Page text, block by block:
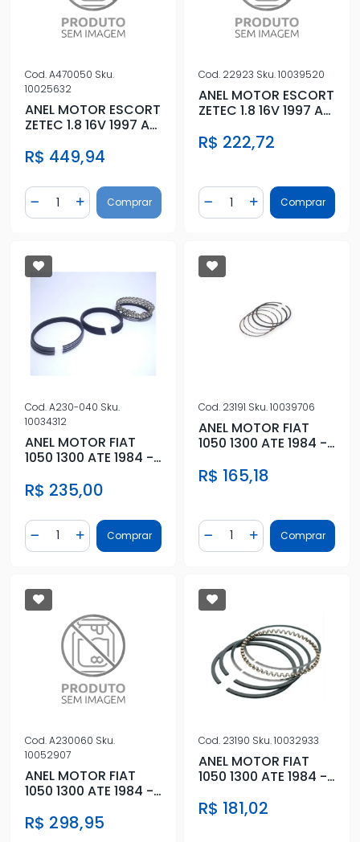
Cod.A470050 Sku.
10025632
ANEL MOTOR ESCORT
ZETEC 1.8 16V 1997 A
R$ 449,94
Diminuir Quantidade
Quantidade
Adicionar Quantidade
Comprar
Cod. 22923 Sku.10039520
ANEL MOTOR ESCORT
ZETEC 1.8 16V 1997 A
R$ 222,72
Diminuir Quantidade
Quantidade
AdicionarComprar
Cod.A230-040 Sku.
10034312
ANEL MOTOR FIAT
1050 1300 ATE 1984 -
R$ 235,00
Diminuir Quantidade
Quantidade
Adicionar Quantidade
Comprar
Cod. 23191 Sku.10039706
ANEL MOTOR FIAT
1050 1300 ATE 1984 -
R$ 165,18
Diminuir Quantidade
Quantidade
AdicionarComprar
Cod.A230060 Sku.
10052907
ANEL MOTOR FIAT
1050 1300 ATE 1984 -
R$ 298,95
Cod. 23190 Sku.10032933
ANEL MOTOR FIAT
1050 1300 ATE 1984 -
R$ 181,02